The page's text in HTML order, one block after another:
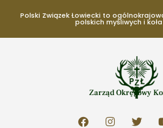
Polski Związek Łowiecki to
polskich myśliwych i koła
Zarząd Okręgowy